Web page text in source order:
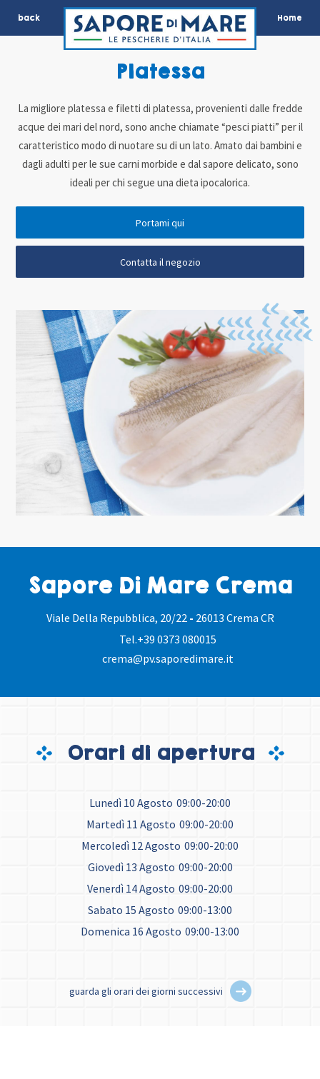
back Home
Sapore Di Mare Crema
Viale Della Repubblica, 20/22 - 26013 Crema CR
Tel.+39 0373 080015
crema@pv.saporedimare.it
Platessa
La migliore platessa e filetti di platessa, provenienti dalle fredde
acque dei mari del nord, sono anche chiamate “pesci piatti” per il
caratteristico modo di nuotare su di un lato. Amato dai bambini e
dagli adulti per le sue carni morbide e dal sapore delicato, sono
ideali per chi segue una dieta ipocalorica.
Portami qui
Contatta il negozio
Orari di apertura
Lunedì 10 Agosto 09:00-20:00
Martedì 11 Agosto 09:00-20:00
Mercoledì 12 Agosto 09:00-20:00
Giovedì 13 Agosto 09:00-20:00
Venerdì 14 Agosto 09:00-20:00
Sabato 15 Agosto 09:00-13:00
Domenica 16 Agosto 09:00-13:00
guarda gli orari dei giorni successivi